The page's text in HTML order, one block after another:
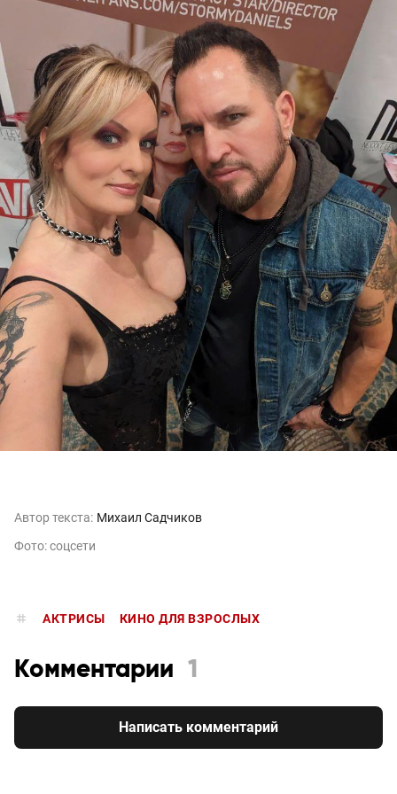
Автор текста: Михаил Садчиков
Фото: соцсети
АКТРИСЫ КИНО ДЛЯ ВЗРОСЛЫХ
Комментарии 1
Написать комментарий